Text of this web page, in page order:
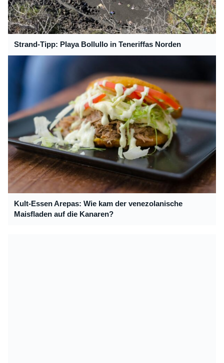
Strand-Tipp: Playa Bollullo in Teneriffas Norden
Kult-Essen Arepas: Wie kam der venezolanische
Maisfladen auf die Kanaren?